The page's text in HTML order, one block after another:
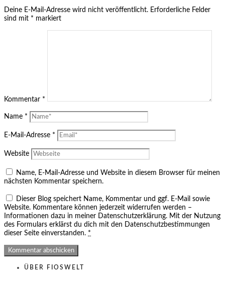
Deine E-Mail-Adresse wird nicht veröffentlicht. Erforderliche Felder
sind mit * markiert
Kommentar *
Name *
E-Mail-Adresse *
Website
Name, E-Mail-Adresse und Website in diesem Browser für meinen
nächsten Kommentar speichern.
Dieser Blog speichert Name, Kommentar und ggf. E-Mail sowie
Website. Kommentare können jederzeit widerrufen werden –
Informationen dazu in meiner Datenschutzerklärung. Mit der Nutzung
des Formulars erklärst du dich mit den Datenschutzbestimmungen
dieser Seite einverstanden. *
ÜBER FIOSWELT